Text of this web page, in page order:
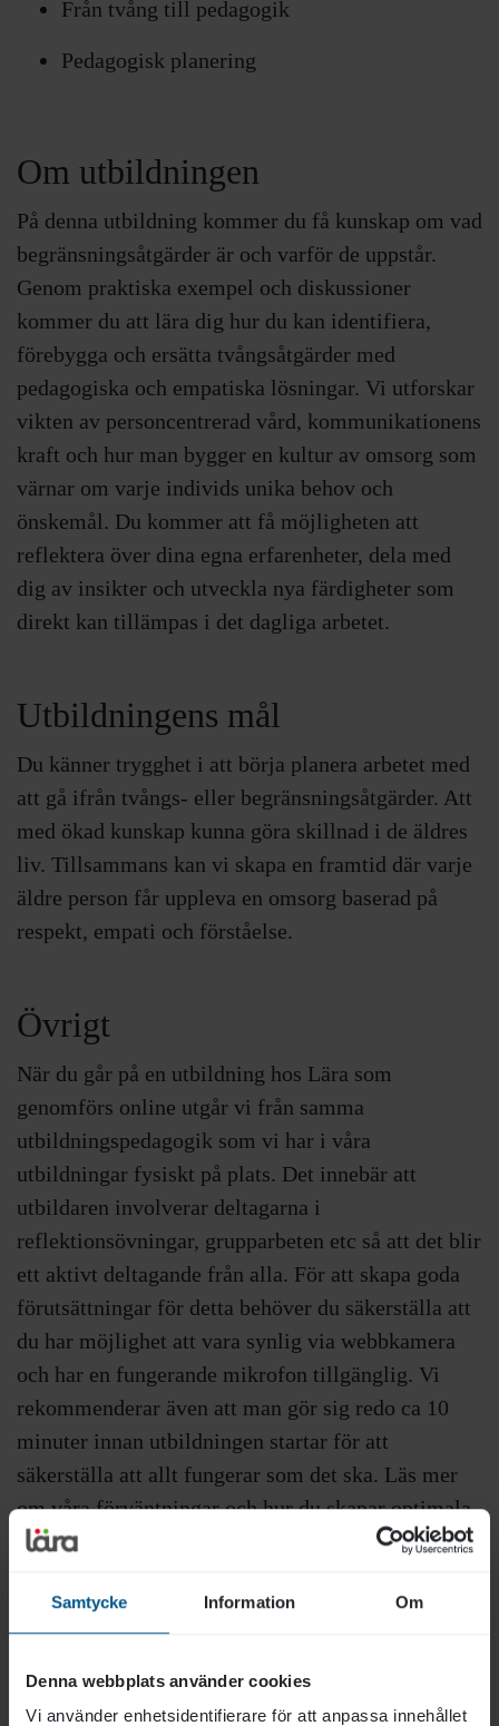
Samtycke Information Om
Denna webbplats använder cookies
Vi använder enhetsidentifierare för att anpassa innehållet
Från tvång till pedagogik
Pedagogisk planering
Om utbildningen
På denna utbildning kommer du få kunskap om vad
begränsningsåtgärder är och varför de uppstår.
Genom praktiska exempel och diskussioner
kommer du att lära dig hur du kan identifiera,
förebygga och ersätta tvångsåtgärder med
pedagogiska och empatiska lösningar. Vi utforskar
vikten av personcentrerad vård, kommunikationens
kraft och hur man bygger en kultur av omsorg som
värnar om varje individs unika behov och
önskemål. Du kommer att få möjligheten att
reflektera över dina egna erfarenheter, dela med
dig av insikter och utveckla nya färdigheter som
direkt kan tillämpas i det dagliga arbetet.
Utbildningens mål
Du känner trygghet i att börja planera arbetet med
att gå ifrån tvångs- eller begränsningsåtgärder. Att
med ökad kunskap kunna göra skillnad i de äldres
liv. Tillsammans kan vi skapa en framtid där varje
äldre person får uppleva en omsorg baserad på
respekt, empati och förståelse.
Övrigt
När du går på en utbildning hos Lära som
genomförs online utgår vi från samma
utbildningspedagogik som vi har i våra
utbildningar fysiskt på plats. Det innebär att
utbildaren involverar deltagarna i
reflektionsövningar, grupparbeten etc så att det blir
ett aktivt deltagande från alla. För att skapa goda
förutsättningar för detta behöver du säkerställa att
du har möjlighet att vara synlig via webbkamera
och har en fungerande mikrofon tillgänglig. Vi
rekommenderar även att man gör sig redo ca 10
minuter innan utbildningen startar för att
säkerställa att allt fungerar som det ska. Läs mer
om våra förväntningar och hur du skapar optimala
förutsättningar för din utbildning här:
Läras